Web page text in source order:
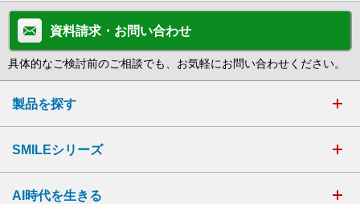
資料請求・お問い合わせ
具体的なご検討前のご相談でも、お気軽にお問い合わせください。
製品を探す
SMILEシリーズ
AI時代を生きる